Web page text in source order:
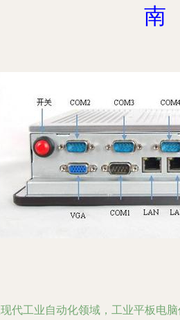
南
代工业自动化领域，工业平板电